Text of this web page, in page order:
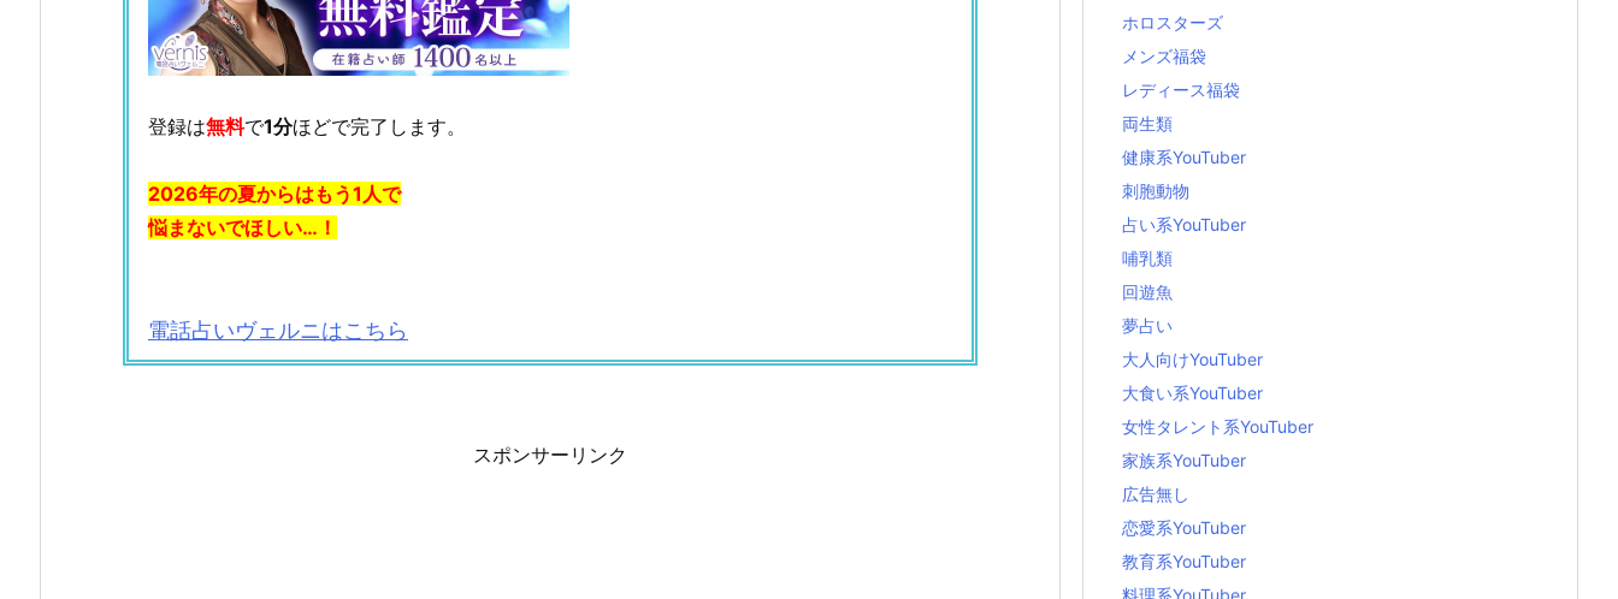
登録は無料で1分ほどで完了します。
2026年の夏からはもう1人で
悩まないでほしい…！
電話占いヴェルニはこちら
スポンサーリンク
ホロスターズ
メンズ福袋
レディース福袋
両生類
健康系YouTuber
刺胞動物
占い系YouTuber
哺乳類
回遊魚
夢占い
大人向けYouTuber
大食い系YouTuber
女性タレント系YouTuber
家族系YouTuber
広告無し
恋愛系YouTuber
教育系YouTuber
料理系YouTuber